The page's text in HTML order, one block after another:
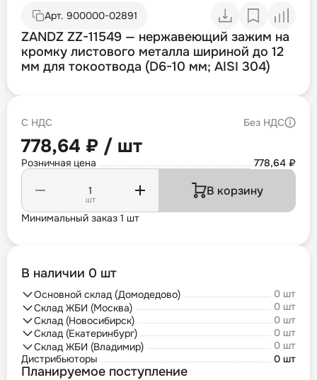
Арт. 900000-02891
ZANDZ ZZ-11549 — нержавеющий зажим на
кромку листового металла шириной до 12
мм для токоотвода (D6-10 мм; AISI 304)
С НДС Без НДС
778,64 ₽ / шт
Розничная цена 778,64 ₽
шт
В корзину
Минимальный заказ 1 шт
В наличии 0 шт
Основной склад (Домодедово)
0 шт
Склад ЖБИ (Москва)
0 шт
Склад (Новосибирск)
0 шт
Склад (Екатеринбург)
0 шт
Склад ЖБИ (Владимир)
0 шт
Дистрибьюторы
0 шт
Планируемое поступление